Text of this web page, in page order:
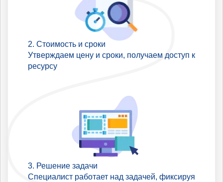
Стоимость и сроки
Утверждаем цену и сроки, получаем доступ к
ресурсу
Решение задачи
Специалист работает над задачей, фиксируя